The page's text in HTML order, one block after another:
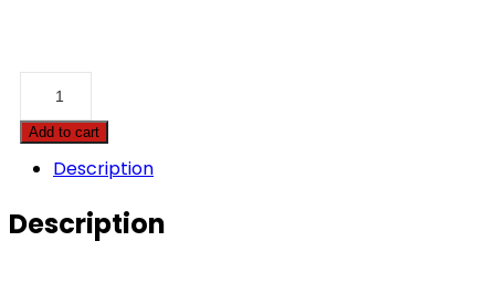
Aveo
/
Sonic
16v
84hp
Add to cart
Description
Description